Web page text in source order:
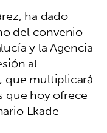
ha dado
del convenio
y la Agencia
al
que multiplicará
que hoy ofrece
Ekade